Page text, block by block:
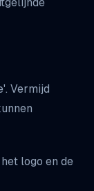
Vermijd
logo en de